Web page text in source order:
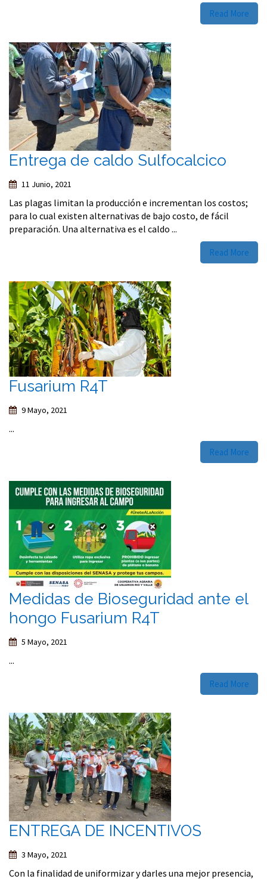
Read More
Entrega de caldo Sulfocalcico
11 Junio, 2021
Las plagas limitan la producción e incrementan los costos;
para lo cual existen alternativas de bajo costo, de fácil
preparación. Una alternativa es el caldo ...
Read More
Fusarium R4T
9 Mayo, 2021
...
Read More
Medidas de Bioseguridad ante el
hongo Fusarium R4T
5 Mayo, 2021
...
Read More
ENTREGA DE INCENTIVOS
3 Mayo, 2021
Con la finalidad de uniformizar y darles una mejor presencia,